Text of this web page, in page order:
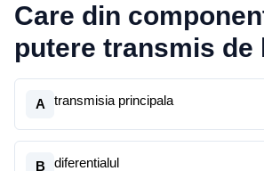
Care din
putere transmis
A transmisia principala
B diferentialul